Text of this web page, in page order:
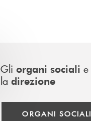
Gli organi sociali e
la direzione
ORGANI SOCIALI